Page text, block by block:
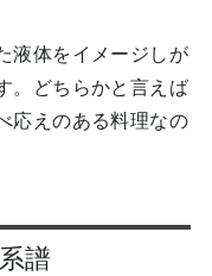
液体をイメージしが
。どちらかと言えば
応えのある料理なの
譜